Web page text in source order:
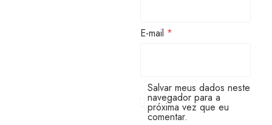
E-mail *
Salvar meus dados neste
navegador para a
próxima vez que eu
comentar.